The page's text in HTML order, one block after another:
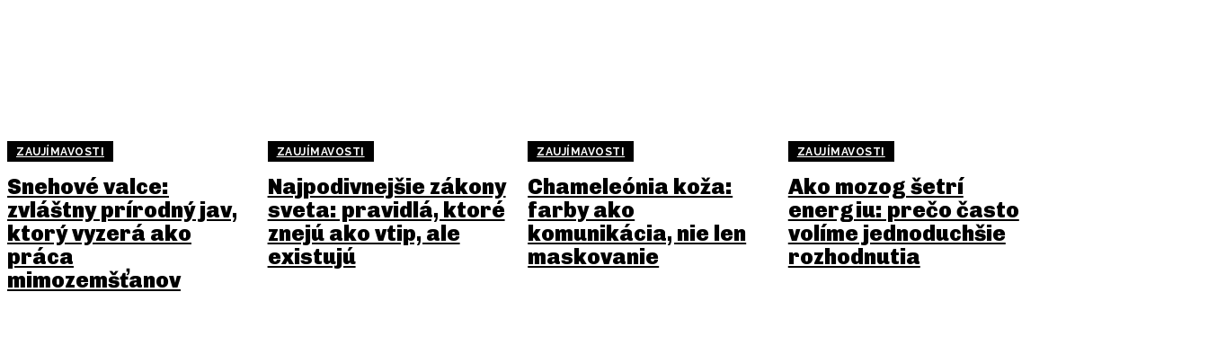
ZAUJÍMAVOSTI
Snehové valce:
zvláštny prírodný jav,
ktorý vyzerá ako
práca
mimozemšťanov
ZAUJÍMAVOSTI
Najpodivnejšie zákony
sveta: pravidlá, ktoré
znejú ako vtip, ale
existujú
ZAUJÍMAVOSTI
Chameleónia koža:
farby ako
komunikácia, nie len
maskovanie
ZAUJÍMAVOSTI
Ako mozog šetrí
energiu: prečo často
volíme jednoduchšie
rozhodnutia